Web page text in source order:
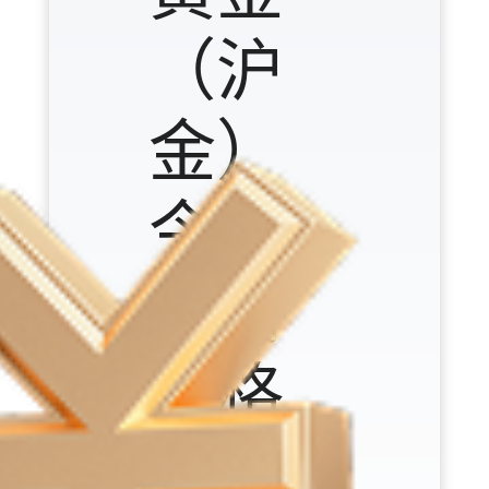
（沪
金）
今日
行情
价格